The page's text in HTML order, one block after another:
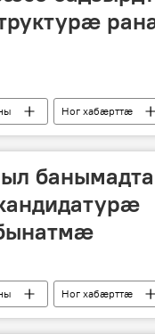
Ног хабӕрттӕ
банымадта
Ног хабӕрттӕ